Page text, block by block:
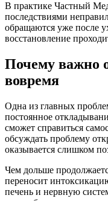
В практике Частный
последствиями
обращаются уже после
восстановление
Почему важно
вовремя
Одна из главных
постоянное
сможет справиться
обсуждать проблему
оказывается слишком
Чем дольше
переносит
печень и нервную